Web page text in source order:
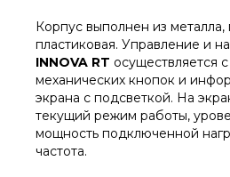
Корпус выполнен из
пластиковая. Управление и
INNOVA RT осуществляется
механических кнопок и
экрана с подсветкой. На
текущий режим работы,
мощность подключенной
частота.